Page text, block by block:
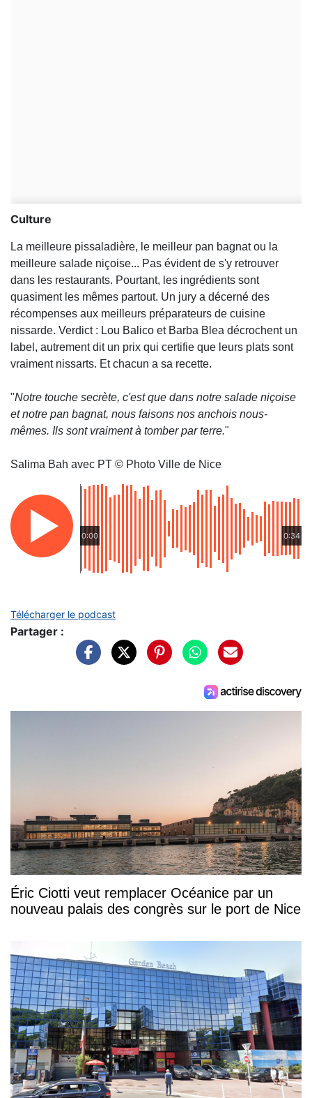
Culture
La meilleure pissaladière, le meilleur pan bagnat ou la
meilleure salade niçoise... Pas évident de s'y retrouver
dans les restaurants. Pourtant, les ingrédients sont
quasiment les mêmes partout. Un jury a décerné des
récompenses aux meilleurs préparateurs de cuisine
nissarde. Verdict : Lou Balico et Barba Blea décrochent un
label, autrement dit un prix qui certifie que leurs plats sont
vraiment nissarts. Et chacun a sa recette.
"Notre touche secrète, c'est que dans notre salade niçoise
et notre pan bagnat, nous faisons nos anchois nous-
mêmes. Ils sont vraiment à tomber par terre."
Salima Bah avec PT © Photo Ville de Nice
0:00 0:34
Télécharger le podcast
Partager :
Éric Ciotti veut remplacer Océanice par un
nouveau palais des congrès sur le port de Nice